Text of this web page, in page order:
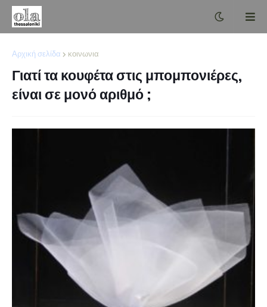
Αρχική σελίδα κοινωνια
Γιατί τα κουφέτα στις μπομπονιέρες,
είναι σε μονό αριθμό ;